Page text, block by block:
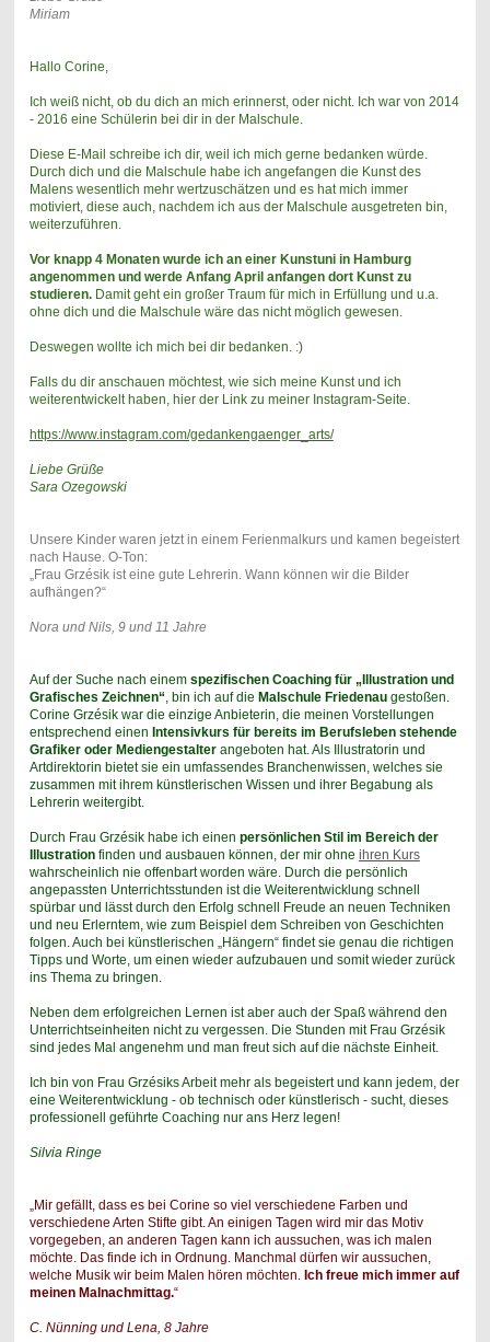
Miriam
Hallo Corine,
Ich weiß nicht, ob du dich an mich erinnerst, oder nicht. Ich war von 2014
- 2016 eine Schülerin bei dir in der Malschule.
Diese E-Mail schreibe ich dir, weil ich mich gerne bedanken würde.
Durch dich und die Malschule habe ich angefangen die Kunst des
Malens wesentlich mehr wertzuschätzen und es hat mich immer
motiviert, diese auch, nachdem ich aus der Malschule ausgetreten bin,
weiterzuführen.
Vor knapp 4 Monaten wurde ich an einer Kunstuni in Hamburg
angenommen und werde Anfang April anfangen dort Kunst zu
studieren.Damit geht ein großer Traum für mich in Erfüllung und u.a.
ohne dich und die Malschule wäre das nicht möglich gewesen.
Deswegen wollte ich mich bei dir bedanken. :)
Falls du dir anschauen möchtest, wie sich meine Kunst und ich
weiterentwickelt haben, hier der Link zu meiner Instagram-Seite.
https://www.instagram.com/gedankengaenger_arts/
Liebe Grüße
Sara Ozegowski
Unsere Kinder waren jetzt in einem Ferienmalkurs und kamen begeistert
nach Hause. O-Ton:
„Frau Grzésik ist eine gute Lehrerin. Wann können wir die Bilder
aufhängen?“
Nora und Nils, 9 und 11 Jahre
Auf der Suche nach einem spezifischen Coaching für „Illustration und
Grafisches Zeichnen“, bin ich auf die Malschule Friedenaugestoßen.
Corine Grzésik war die einzige Anbieterin, die meinen Vorstellungen
entsprechend einen Intensivkurs für bereits im Berufsleben stehende
Grafiker oder Mediengestalterangeboten hat. Als Illustratorin und
Artdirektorin bietet sie ein umfassendes Branchenwissen, welches sie
zusammen mit ihrem künstlerischen Wissen und ihrer Begabung als
Lehrerin weitergibt.
Durch Frau Grzésik habe ich einen persönlichen Stil im Bereich der
Illustrationfinden und ausbauen können, der mir ohne ihren Kurs
wahrscheinlich nie offenbart worden wäre. Durch die persönlich
angepassten Unterrichtsstunden ist die Weiterentwicklung schnell
spürbar und lässt durch den Erfolg schnell Freude an neuen Techniken
und neu Erlerntem, wie zum Beispiel dem Schreiben von Geschichten
folgen.Auch bei künstlerischen „Hängern“ findet sie genau die richtigen
Tipps und Worte, um einen wieder aufzubauen und somit wieder zurück
ins Thema zu bringen.
Neben dem erfolgreichen Lernen ist aber auch der Spaß während den
Unterrichtseinheiten nicht zu vergessen. Die Stunden mit Frau Grzésik
sind jedes Mal angenehm und man freut sich auf die nächste Einheit.
Ich bin von Frau Grzésiks Arbeit mehr als begeistert und kann jedem, der
eine Weiterentwicklung - ob technisch oder künstlerisch - sucht, dieses
professionell geführte Coaching nur ans Herz legen!
Silvia Ringe
„Mir gefällt, dass es bei Corine so viel verschiedene Farben und
verschiedene Arten Stifte gibt. An einigen Tagen wird mir das Motiv
vorgegeben, an anderen Tagen kann ich aussuchen, was ich malen
möchte. Das finde ich in Ordnung. Manchmal dürfen wir aussuchen,
welche Musik wir beim Malen hören möchten. Ich freue mich immer auf
meinen Malnachmittag.“
C. Nünning und Lena, 8 Jahre